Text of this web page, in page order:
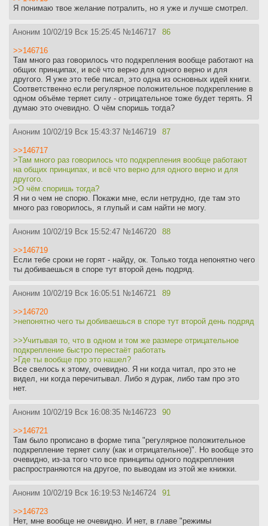
Я понимаю твое желание потралить, но я уже и лучше смотрел.
Аноним 10/02/19 Вск 15:25:45 №146717 86
>>146716
Там много раз говорилось что подкрепления вообще работают на
общих принципах, и всё что верно для одного верно и для
другого. Я уже это тебе писал, это одна из основных идей книги.
Соответственно если регулярное положительное подкрепление в
одном объёме теряет силу - отрицательное тоже будет терять. Я
думаю это очевидно. О чём споришь тогда?
Аноним 10/02/19 Вск 15:43:37 №146719 87
>>146717
>Там много раз говорилось что подкрепления вообще работают
на общих принципах, и всё что верно для одного верно и для
другого.
>О чём споришь тогда?
Я ни о чем не спорю. Покажи мне, если нетрудно, где там это
много раз говорилось, я глупый и сам найти не могу.
Аноним 10/02/19 Вск 15:52:47 №146720 88
>>146719
Если тебе сроки не горят - найду, ок. Только тогда непонятно чего
ты добиваешься в споре тут второй день подряд.
Аноним 10/02/19 Вск 16:05:51 №146721 89
>>146720
>непонятно чего ты добиваешься в споре тут второй день подряд
>>Учитывая то, что в одном и том же размере отрицательное
подкрепление быстро перестаёт работать
>Где ты вообще про это нашел?
Все свелось к этому, очевидно. Я ни когда читал, про это не
видел, ни когда перечитывал. Либо я дурак, либо там про это
нет.
Аноним 10/02/19 Вск 16:08:35 №146723 90
>>146721
Там было прописано в форме типа "регулярное положительное
подкрепление теряет силу (как и отрицательное)". Но вообще это
очевидно, из-за того что все принципы одного подкрепления
распространяются на другое, по выводам из этой же книжки.
Аноним 10/02/19 Вск 16:19:53 №146724 91
>>146723
Нет, мне вообще не очевидно. И нет, в главе "режимы